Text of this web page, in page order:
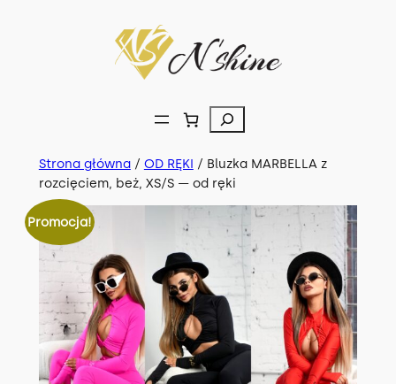
Szukaj
Strona główna/ OD RĘKI / Bluzka MARBELLA z
rozcięciem, beż, XS/S — od ręki
Promocja!